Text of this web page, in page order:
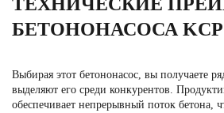
ТЕХНИЧЕСКИЕ
БЕТОНОНАСОСА KCP
Выбирая этот бетононасос, вы получаете
выделяют его среди конкурентов.
обеспечивает непрерывный поток бетона,